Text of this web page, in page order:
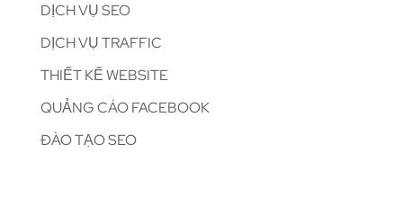
DỊCH VỤ SEO
DỊCH VỤ TRAFFIC
THIẾT KẾ WEBSITE
QUẢNG CÁO FACEBOOK
ĐÀO TẠO SEO